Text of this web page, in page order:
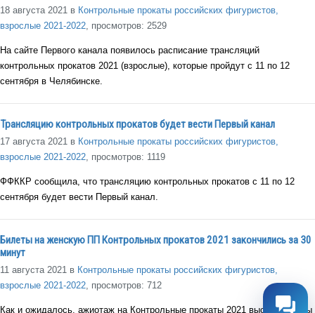
18 августа 2021 в Контрольные прокаты российских фигуристов,
взрослые 2021-2022 , просмотров: 2529
На сайте Первого канала появилось расписание трансляций
контрольных прокатов 2021 (взрослые), которые пройдут с 11 по 12
сентября в Челябинске.
Трансляцию контрольных прокатов будет вести Первый канал
17 августа 2021 в Контрольные прокаты российских фигуристов,
взрослые 2021-2022 , просмотров: 1119
ФФККР сообщила, что трансляцию контрольных прокатов с 11 по 12
сентября будет вести Первый канал.
Билеты на женскую ПП Контрольных прокатов 2021 закончились за 30
минут
11 августа 2021 в Контрольные прокаты российских фигуристов,
взрослые 2021-2022, просмотров: 712
Как и ожидалось, ажиотаж на Контрольные прокаты 2021 высок. Билеты